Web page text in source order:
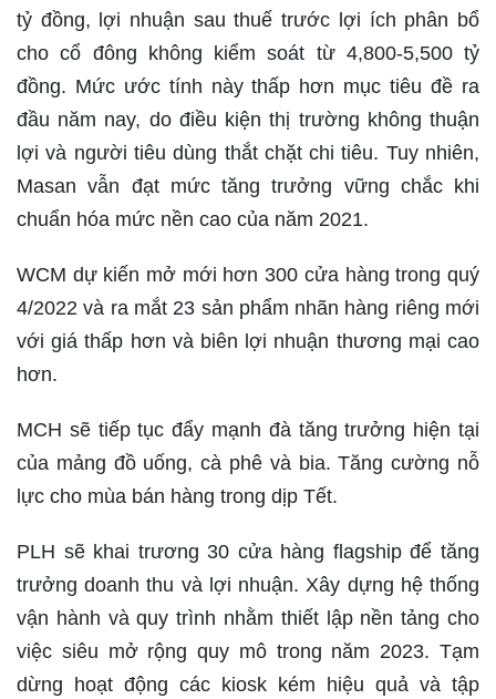
tỷ đồng, lợi nhuận sau thuế trước lợi ích phân bổ
cho cổ đông không kiểm soát từ 4,800-5,500 tỷ
đồng. Mức ước tính này thấp hơn mục tiêu đề ra
đầu năm nay, do điều kiện thị trường không thuận
lợi và người tiêu dùng thắt chặt chi tiêu. Tuy nhiên,
Masan vẫn đạt mức tăng trưởng vững chắc khi
chuẩn hóa mức nền cao của năm 2021.
WCM dự kiến mở mới hơn 300 cửa hàng trong quý
4/2022 và ra mắt 23 sản phẩm nhãn hàng riêng mới
với giá thấp hơn và biên lợi nhuận thương mại cao
hơn.
MCH sẽ tiếp tục đẩy mạnh đà tăng trưởng hiện tại
của mảng đồ uống, cà phê và bia. Tăng cường nỗ
lực cho mùa bán hàng trong dịp Tết.
PLH sẽ khai trương 30 cửa hàng flagship để tăng
trưởng doanh thu và lợi nhuận. Xây dựng hệ thống
vận hành và quy trình nhằm thiết lập nền tảng cho
việc siêu mở rộng quy mô trong năm 2023. Tạm
dừng hoạt động các kiosk kém hiệu quả và tập